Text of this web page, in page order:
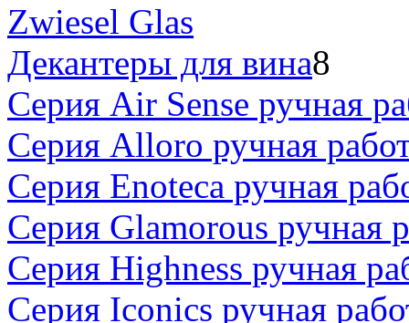
Zwiesel Glas
Декантеры для вина8
Серия Air Sense ручная
Серия Alloro ручная
Серия Enoteca ручная
Серия Glamorous ручная
Серия Highness ручная
Серия Iconics ручная